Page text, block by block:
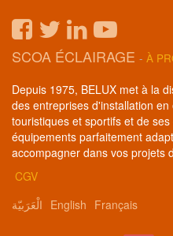
SCOA ÉCLAIRAGE - À
Depuis 1975, BELUX met à la
des entreprises d'installation
touristiques et sportifs et de
équipements parfaitement
accompagner dans vos projets
CGV
الْعَرَبيّة English Français